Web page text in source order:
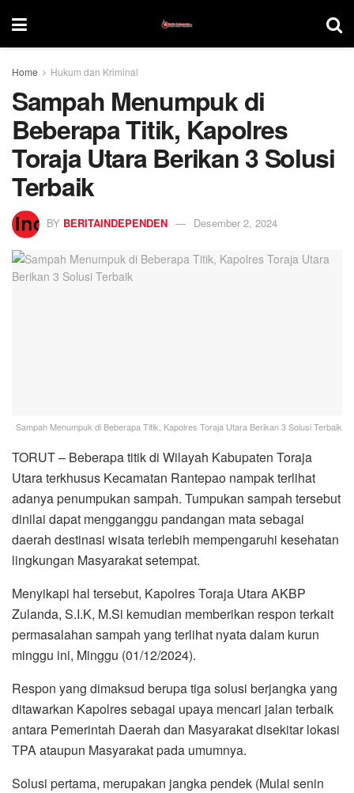
Home Hukum dan Kriminal
Sampah Menumpuk di
Beberapa Titik, Kapolres
Toraja Utara Berikan 3 Solusi
Terbaik
BY BERITAINDEPENDEN Desember 2, 2024
Sampah Menumpuk di Beberapa Titik, Kapolres Toraja Utara Berikan 3 Solusi Terbaik
TORUT – Beberapa titik di Wilayah Kabupaten Toraja
Utara terkhusus Kecamatan Rantepao nampak terlihat
adanya penumpukan sampah. Tumpukan sampah tersebut
dinilai dapat mengganggu pandangan mata sebagai
daerah destinasi wisata terlebih mempengaruhi kesehatan
lingkungan Masyarakat setempat.
Menyikapi hal tersebut, Kapolres Toraja Utara AKBP
Zulanda, S.I.K, M.Si kemudian memberikan respon terkait
permasalahan sampah yang terlihat nyata dalam kurun
minggu ini, Minggu (01/12/2024).
Respon yang dimaksud berupa tiga solusi berjangka yang
ditawarkan Kapolres sebagai upaya mencari jalan terbaik
antara Pemerintah Daerah dan Masyarakat disekitar lokasi
TPA ataupun Masyarakat pada umumnya.
Solusi pertama, merupakan jangka pendek (Mulai senin